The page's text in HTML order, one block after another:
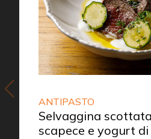
ANTIPASTO
Selvaggina
scapece e yogurt